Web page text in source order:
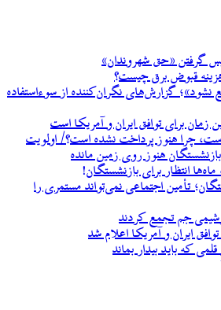
گرفتن «حق شهروندان»
قبوض برق چیست؟
نشود»؛ گزارش‌های نگران‌کننده از سوءاستفاده
زمان برای توافق ایران و آمریکا است
چرا هنوز پرداخت نشده است؟/ اولویت
هنوز روی زمین مانده
انتظار برای بازنشستگان!
تأمین اجتماعی نمی‌تواند مستمری را
جم تجمع کردند
ایران و آمریکا اعلام شد
که باید بیدار بماند